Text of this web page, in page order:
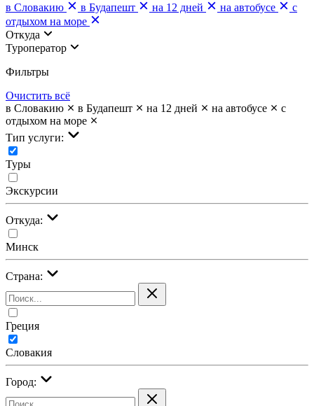
в Словакию
в Будапешт на 12 дней на автобусе
с
отдыхом на море
Откуда
Туроператор
Фильтры
Очистить всё
в Словакию
в Будапешт на 12 дней на автобусе
с
отдыхом на море
Тип услуги:
Туры
Экскурсии
Откуда:
Минск
Страна:
Греция
Словакия
Город: